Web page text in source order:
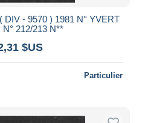
- 9570 ) 1981 N° YVERT
212/213 N**
$US
Particulier